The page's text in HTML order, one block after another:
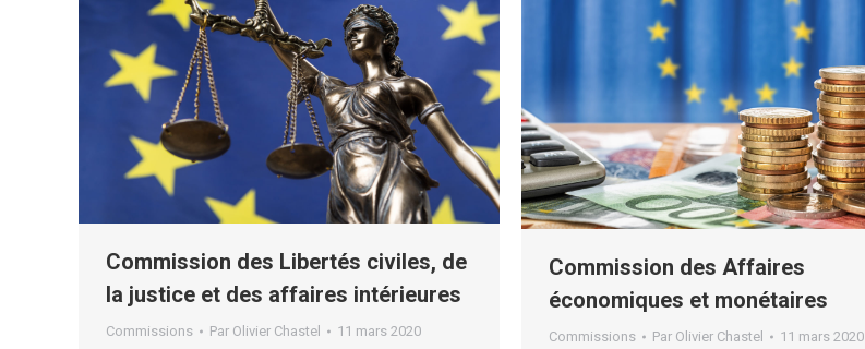
Commission des Libertés civiles, de
la justice et des affaires intérieures
Commissions Par Olivier Chastel 11 mars 2020
Commission des Affaires
économiques et monétaires
Commissions Par Olivier Chastel 11 mars 2020